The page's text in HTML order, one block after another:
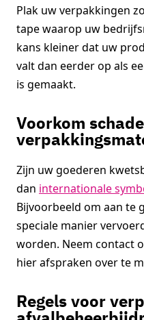
Plak uw verpakkingen
tape waarop uw
kans kleiner dat uw
valt dan eerder op als
is gemaakt.
Voorkom
Zijn uw goederen
dan internationale
Bijvoorbeeld om aan te
speciale manier
worden. Neem contact
hier afspraken over te
Regels voor